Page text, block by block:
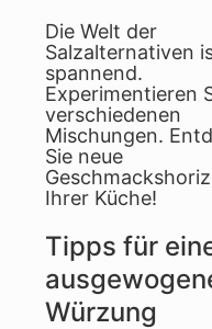
Die Welt der
Salzalternativen
spannend.
Experimentieren
verschiedenen
Mischungen.
Sie neue
Ihrer Küche!
Tipps für
Würzung